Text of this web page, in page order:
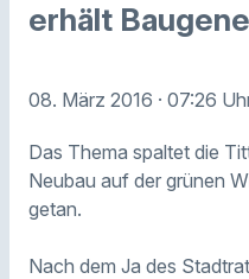
erhält
08. März 2016 · 07:26
Das Thema spaltet die
Neubau auf der grünen
getan.
Nach dem Ja des